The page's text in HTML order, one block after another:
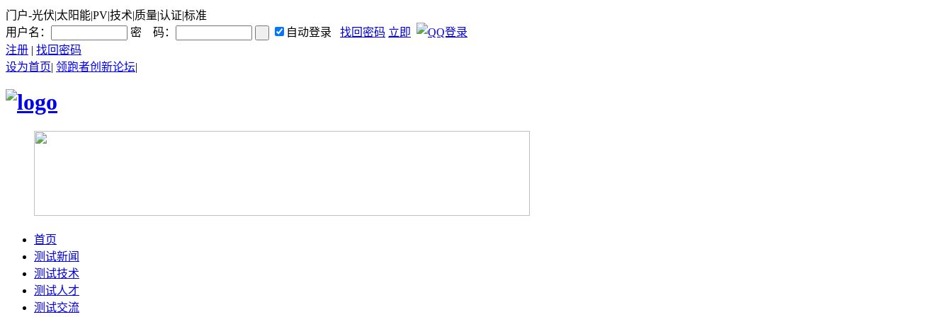
门户-光伏|太阳能|PV|技术|质量|认证|标准
用户名：
密 码： 自动登录 找回密码 立即
注册 | 找回密码
设为首页| 领跑者创新论坛|
首页
测试新闻
测试技术
测试人才
测试交流